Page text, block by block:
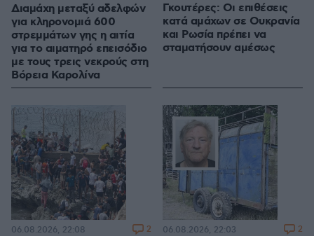
Διαμάχη μεταξύ αδελφών
για κληρονομιά 600
στρεμμάτων γης η αιτία
για το αιματηρό επεισόδιο
με τους τρεις νεκρούς στη
Βόρεια Καρολίνα
Γκουτέρες: Οι επιθέσεις
κατά αμάχων σε Ουκρανία
και Ρωσία πρέπει να
σταματήσουν αμέσως
06.08.2026, 22:08 2 06.08.2026, 22:03 2